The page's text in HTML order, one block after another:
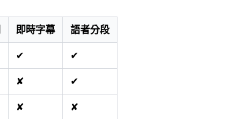
即時字幕 語者分段
✔ ✔
✘ ✔
✘ ✘